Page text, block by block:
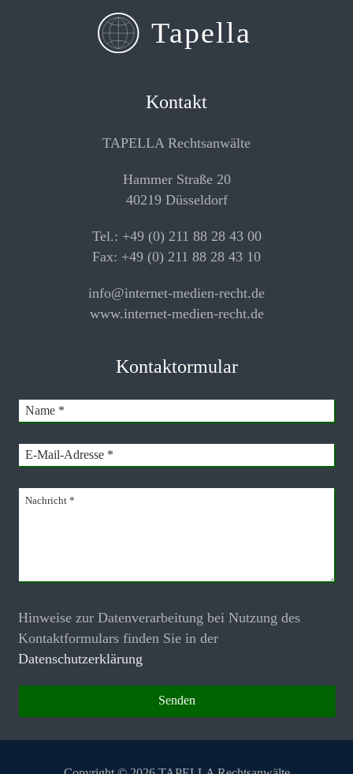
Kontakt
TAPELLA Rechtsanwälte
Hammer Straße 20
40219 Düsseldorf
Tel.: +49 (0) 211 88 28 43 00
Fax: +49 (0) 211 88 28 43 10
info@internet-medien-recht.de
www.internet-medien-recht.de
Kontaktormular
Hinweise zur Datenverarbeitung bei Nutzung des
Kontaktformulars finden Sie in der
Datenschutzerklärung